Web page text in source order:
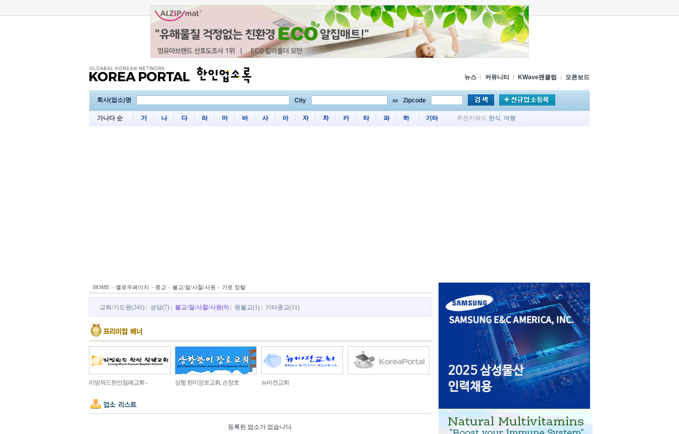
뉴스 커뮤니티 KWave팬클럽 오픈보드
회사(업소)명 City or Zipcode
가나다 순 가 나 다 라 마 바 사 아 자 차 카 타 파 하 기타 추천키워드 한식 , 여행
HOME > 옐로우페이지 > 종교 > 불교/절/사찰/사원 > 가로 정렬
교회/기도원(241) 성당(7) 불교/절/사찰/사원(9) 원불교(1) 기타종교(11)
리빙워드한인침례교회 - 상항 한미장로교회, 손창호 뉴비전교회
등록된 업소가 없습니다.